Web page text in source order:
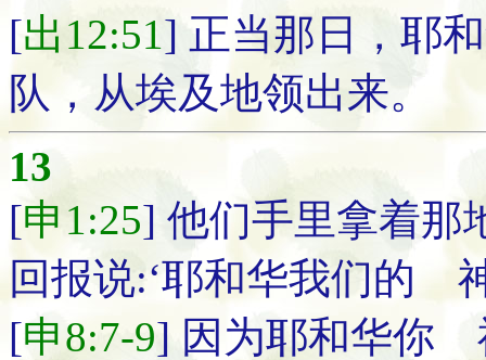
[出12:51] 正当那日，耶
队，从埃及地领出来。
13
[申1:25] 他们手里拿着那
回报说:‘耶和华我们的
[申8:7-9] 因为耶和华你